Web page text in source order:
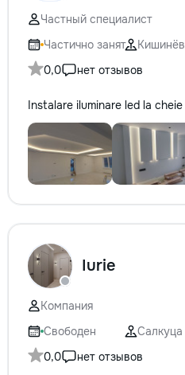
Частный специалист
Частично занят
Кишинёв
0,0
нет отзывов
Instalare iluminare led la cheie
Iurie
Компания
Свободен
Салкуца
0,0
нет отзывов